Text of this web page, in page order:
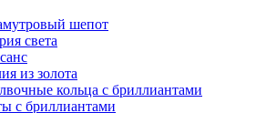
шепот
света
из золота
кольца с бриллиантами
с бриллиантами